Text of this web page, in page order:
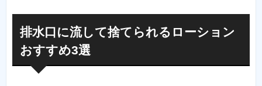
排水口に流して捨てられるローション
おすすめ3選